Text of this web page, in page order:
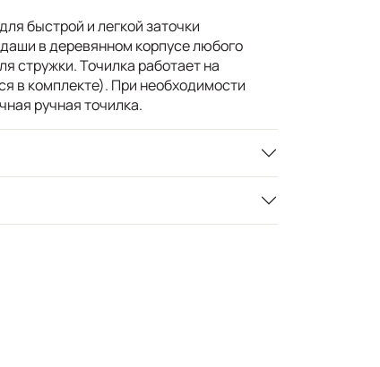
быстрой и легкой заточки
в деревянном корпусе любого
стружки. Точилка работает на
в комплекте). При необходимости
ручная точилка.